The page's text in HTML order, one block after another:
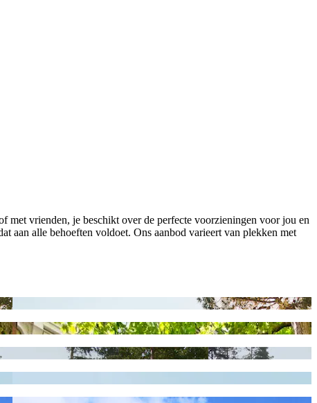
vrienden, je beschikt over de perfecte voorzieningen voor jou en
aan alle behoeften voldoet. Ons aanbod varieert van plekken met